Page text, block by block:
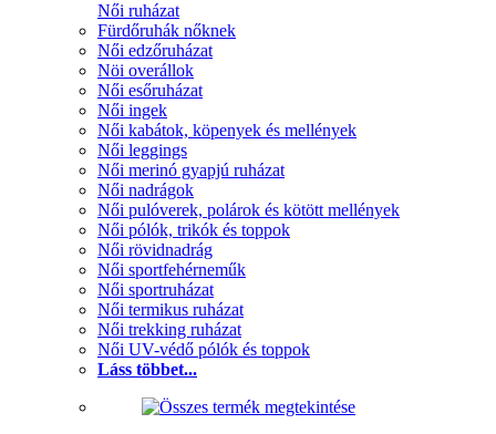
Női ruházat
Fürdőruhák nőknek
Női edzőruházat
Nöi overállok
Női esőruházat
Női ingek
Női kabátok, köpenyek és mellények
Női leggings
Női merinó gyapjú ruházat
Női nadrágok
Női pulóverek, polárok és kötött mellények
Női pólók, trikók és toppok
Női rövidnadrág
Női sportfehérneműk
Női sportruházat
Női termikus ruházat
Női trekking ruházat
Női UV-védő pólók és toppok
Láss többet...